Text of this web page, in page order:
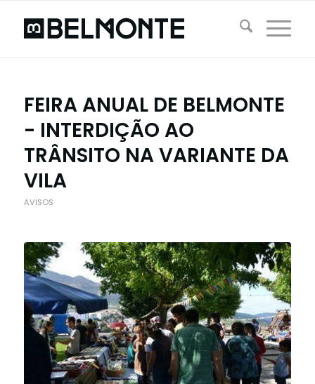
FEIRA ANUAL DE BELMONTE
- INTERDIÇÃO AO
TRÂNSITO NA VARIANTE DA
VILA
AVISOS